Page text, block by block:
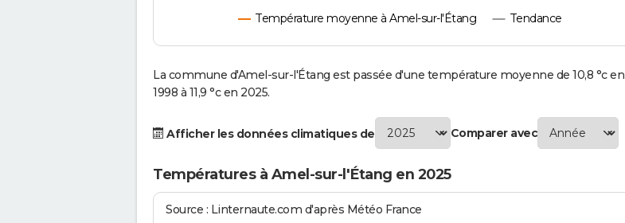
Température moyenne à Amel-sur-l'Étang Tendance
La commune d'Amel-sur-l'Étang est passée d'une température moyenne de 10,8 °c en
1998 à 11,9 °c en 2025.
Afficher les données climatiques de Comparer avec
Températures à Amel-sur-l'Étang en 2025
Source : Linternaute.com d'après Météo France